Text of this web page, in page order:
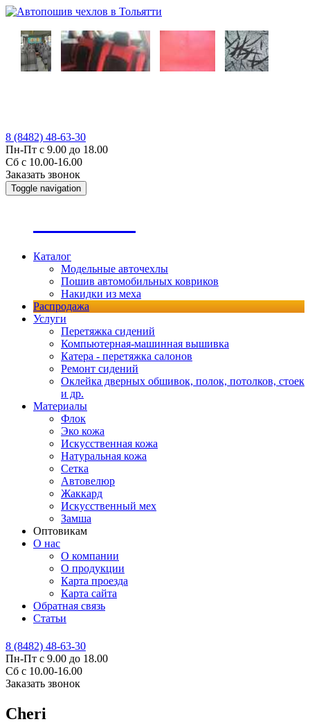
8 (8482) 48-63-30
Пн-Пт с 9.00 до 18.00
Сб с 10.00-16.00
Заказать звонок
Toggle navigation
Каталог
Модельные авточехлы
Пошив автомобильных ковриков
Накидки из меха
Распродажа
Услуги
Перетяжка сидений
Компьютерная-машинная вышивка
Катера - перетяжка салонов
Ремонт сидений
Оклейка дверных обшивок, полок, потолков, стоек
и др.
Материалы
Флок
Эко кожа
Искусственная кожа
Натуральная кожа
Сетка
Автовелюр
Жаккард
Искусственный мех
Замша
Оптовикам
О нас
О компании
О продукции
Карта проезда
Карта сайта
Обратная связь
Статьи
8 (8482) 48-63-30
Пн-Пт с 9.00 до 18.00
Сб с 10.00-16.00
Заказать звонок
Cheri